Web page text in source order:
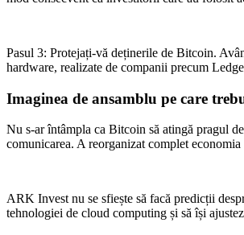
Pasul 3: Protejați-vă deținerile de Bitcoin.
hardware, realizate de companii precum
Imaginea de ansamblu pe care
Nu s-ar întâmpla ca Bitcoin să atingă pragul
comunicarea. A reorganizat complet
ARK Invest nu se sfiește să facă predicții
tehnologiei de cloud computing și să își